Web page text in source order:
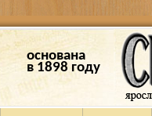
основана
в 1898 году